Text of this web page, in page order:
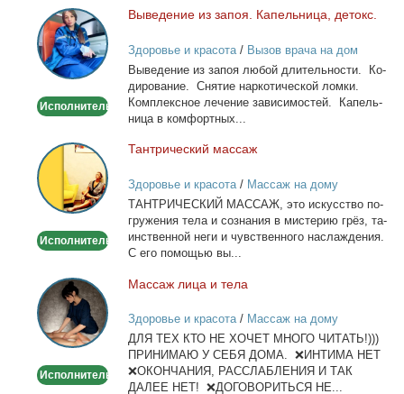
Выведение
из
запоя.
Капельница,
Исполнитель
Вы­ве­де­ние из за­поя. Ка­пель­ни­ца, де­токс.
Здоровье и красота/ Вызов врача на дом
Вы­ве­де­ние из за­поя лю­бой дли­тель­но­сти. Ко­
ди­ро­ва­ние. Сня­тие нар­ко­ти­че­ской лом­ки.
Ком­плекс­ное ле­че­ние за­ви­си­мо­стей. Ка­пель­
ни­ца в ком­форт­ных...
Тантрический
массаж
Исполнитель
Тан­три­че­ский мас­саж
Здоровье и красота/ Массаж на дому
ТАНТРИЧЕСКИЙ МАССАЖ, это ис­кус­ство по­
гру­же­ния те­ла и со­зна­ния в ми­сте­рию грёз, та­
ин­ствен­ной неги и чув­ствен­но­го на­сла­жде­ния.
С его по­мо­щью вы...
Массаж
лица
и
тела
Исполнитель
Мас­саж ли­ца и те­ла
Здоровье и красота/ Массаж на дому
ДЛЯ ТЕХ КТО НЕ ХОЧЕТ МНОГО ЧИТАТЬ!)))
ПРИНИМАЮ У СЕБЯ ДОМА. ❌ИНТИМА НЕТ
❌ОКОНЧАНИЯ, РАССЛАБЛЕНИЯ И ТАК
ДАЛЕЕ НЕТ! ❌ДОГОВОРИТЬСЯ НЕ...